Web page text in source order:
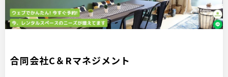
合同会社C＆Rマネジメント